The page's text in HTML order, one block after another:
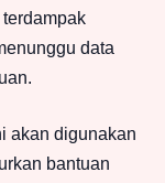
data
akan digunakan
bantuan